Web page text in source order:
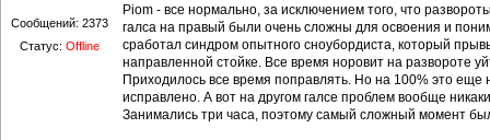
Сообщений: 2373
Статус: Offline
Piom - все нормально, за исключением того, что
галса на правый были очень сложны для освоения и
сработал синдром опытного сноубордиста, который
направленной стойке. Все время норовит на развороте
Приходилось все время поправлять. Но на 100% это еще
исправлено. А вот на другом галсе проблем вообще
Занимались три часа, поэтому самый сложный момент